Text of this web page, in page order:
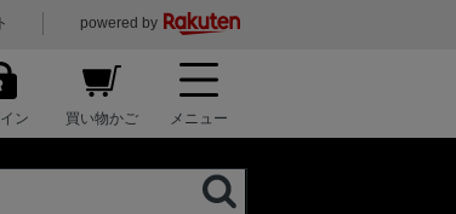
powered by
ン 買い物かご メニュー